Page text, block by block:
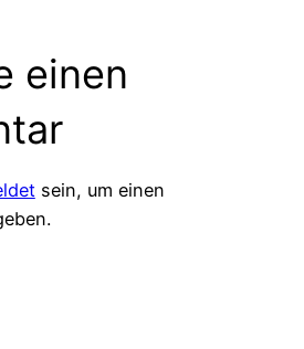
einen
sein, um einen